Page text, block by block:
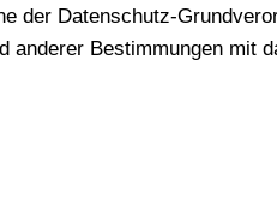
der Datenschutz-
anderer Bestimmungen mit